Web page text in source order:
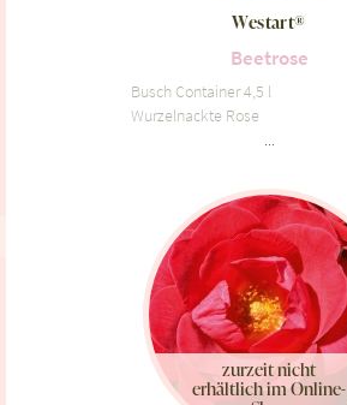
Westart®
Beetrose
Busch Container 4,5 l
Wurzelnackte Rose
...
zurzeit nicht
erhältlich im Online-